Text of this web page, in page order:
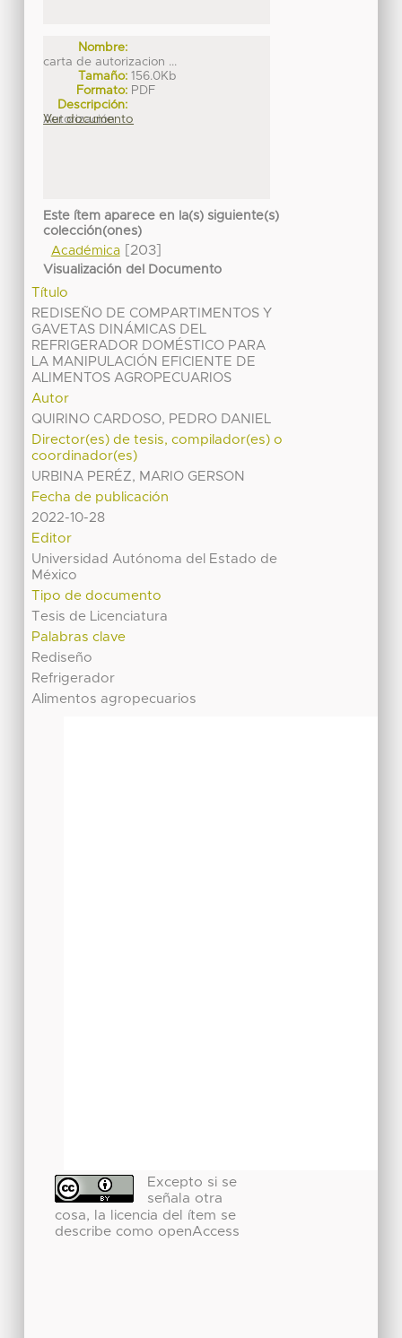
Nombre:
carta de autorizacion ...
Tamaño: 156.0Kb
Formato: PDF
Descripción:
Autorización
Ver documento
Este ítem aparece en la(s) siguiente(s)
colección(ones)
Académica[203]
Visualización del Documento
Título
REDISEÑO DE COMPARTIMENTOS Y
GAVETAS DINÁMICAS DEL
REFRIGERADOR DOMÉSTICO PARA
LA MANIPULACIÓN EFICIENTE DE
ALIMENTOS AGROPECUARIOS
Autor
QUIRINO CARDOSO, PEDRO DANIEL
Director(es) de tesis, compilador(es) o
coordinador(es)
URBINA PERÉZ, MARIO GERSON
Fecha de publicación
2022-10-28
Editor
Universidad Autónoma del Estado de
México
Tipo de documento
Tesis de Licenciatura
Palabras clave
Rediseño
Refrigerador
Alimentos agropecuarios
Excepto si se
señala otra
cosa, la licencia del ítem se
describe como openAccess